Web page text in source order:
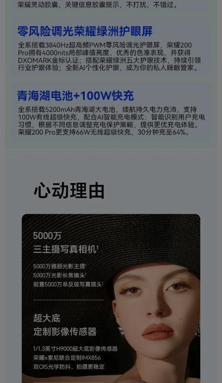
WLAN直连 支持
扬声器 支持立体声扬声器
充电与电池
标配电池 5200mAh
标配支持功率
（W）
荣耀100W超级快充充电器
产品特征
产品特点
全面屏,支持NFC,AI手机
功能特征
5000万三主摄写真相机,荣耀绿洲护眼屏,5200m
Ah青海湖电池